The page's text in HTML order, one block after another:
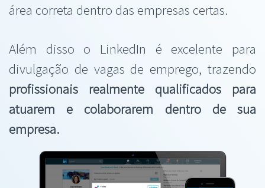
área correta dentro das empresas certas.
Além disso o LinkedIn é excelente para
divulgação de vagas de emprego, trazendo
profissionais realmente qualificados para
atuarem e colaborarem dentro de sua
empresa.